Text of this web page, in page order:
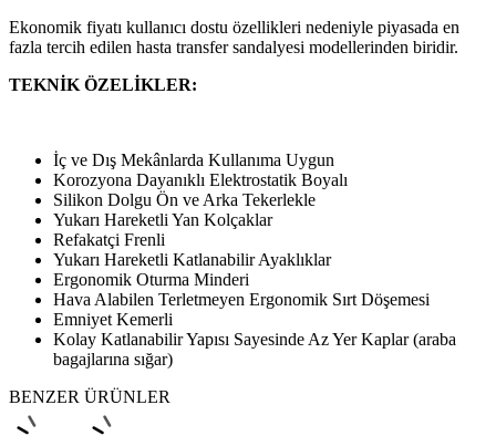
Ekonomik fiyatı kullanıcı dostu özellikleri nedeniyle piyasada en
fazla tercih edilen hasta transfer sandalyesi modellerinden biridir.
TEKNİK ÖZELİKLER:
İç ve Dış Mekânlarda Kullanıma Uygun
Korozyona Dayanıklı Elektrostatik Boyalı
Silikon Dolgu Ön ve Arka Tekerlekle
Yukarı Hareketli Yan Kolçaklar
Refakatçi Frenli
Yukarı Hareketli Katlanabilir Ayaklıklar
Ergonomik Oturma Minderi
Hava Alabilen Terletmeyen Ergonomik Sırt Döşemesi
Emniyet Kemerli
Kolay Katlanabilir Yapısı Sayesinde Az Yer Kaplar (araba
bagajlarına sığar)
BENZER ÜRÜNLER